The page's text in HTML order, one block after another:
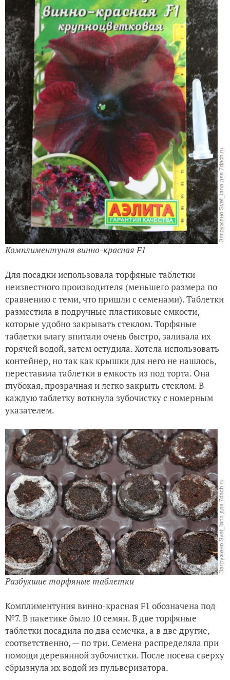
Комплиментуния винно-красная F1
Для посадки использовала торфяные таблетки
неизвестного производителя (меньшего размера по
сравнению с теми, что пришли с семенами). Таблетки
разместила в подручные пластиковые емкости,
которые удобно закрывать стеклом. Торфяные
таблетки влагу впитали очень быстро, заливала их
горячей водой, затем остудила. Хотела использовать
контейнер, но так как крышки для него не нашлось,
переставила таблетки в емкость из под торта. Она
глубокая, прозрачная и легко закрыть стеклом. В
каждую таблетку воткнула зубочистку с номерным
указателем.
Разбухшие торфяные таблетки
Комплиментуния винно-краснаяF1 обозначена под
№7. В пакетике было 10 семян. В две торфяные
таблетки посадила по два семечка, а в две другие,
соответственно, — по три. Семена распределяла при
помощи деревянной зубочистки. После посева сверху
сбрызнула их водой из пульверизатора.